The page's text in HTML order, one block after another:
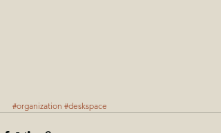
#organization #deskspace